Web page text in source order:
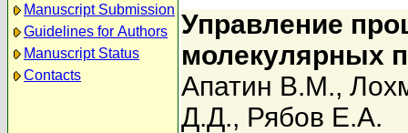
Manuscript Submission
Guidelines for Authors
Manuscript Status
Contacts
Управление
молекулярных
Апатин В.М.,
Д.Д., Рябов Е.А.